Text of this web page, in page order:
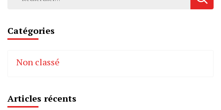
Catégories
Non classé
Articles récents